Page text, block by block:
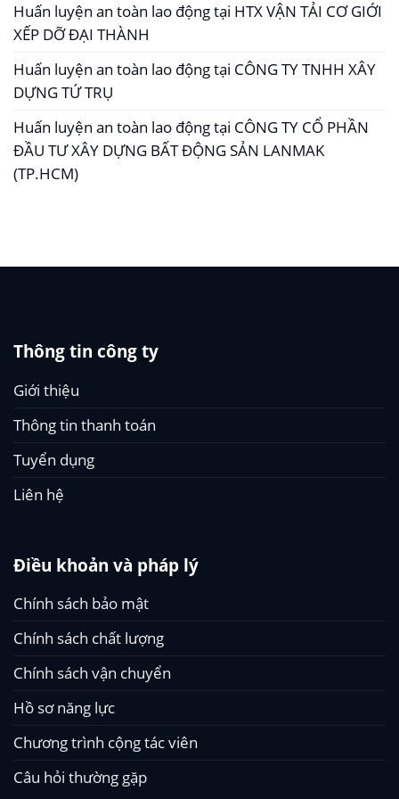
Huấn luyện an toàn lao động tại HTX VẬN TẢI CƠ GIỚI
XẾP DỠ ĐẠI THÀNH
Huấn luyện an toàn lao động tại CÔNG TY TNHH XÂY
DỰNG TỨ TRỤ
Huấn luyện an toàn lao động tại CÔNG TY CỔ PHẦN
ĐẦU TƯ XÂY DỰNG BẤT ĐỘNG SẢN LANMAK
(TP.HCM)
Thông tin công ty
Giới thiệu
Thông tin thanh toán
Tuyển dụng
Liên hệ
Điều khoản và pháp lý
Chính sách bảo mật
Chính sách chất lượng
Chính sách vận chuyển
Hồ sơ năng lực
Chương trình cộng tác viên
Câu hỏi thường gặp